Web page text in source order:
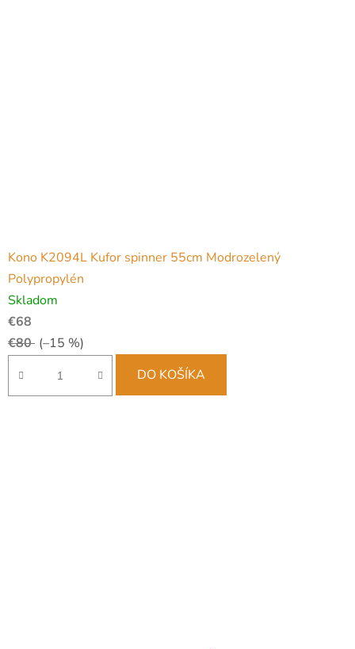
Kono K2094L Kufor spinner 55cm Modrozelený
Polypropylén
Skladom
€68
€80 (–15 %)
DO KOŠÍKA